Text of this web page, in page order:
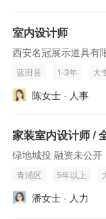
室内设计师
西安名冠展示道具有
蓝田县 1-3年 大
陈女士 · 人事
家装室内设计师 /
绿地城投 融资未公开
青浦区 5年以上
潘女士 · 人力